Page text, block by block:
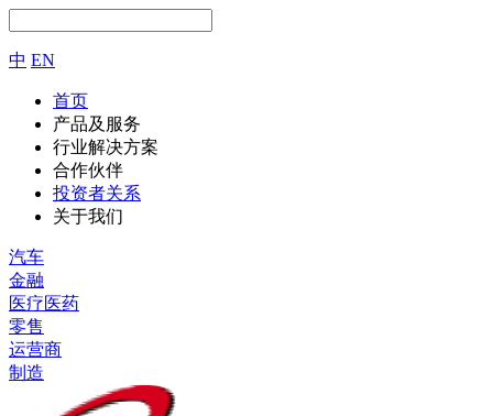
中 EN
首页
产品及服务
行业解决方案
合作伙伴
投资者关系
关于我们
汽车
金融
医疗医药
零售
运营商
制造